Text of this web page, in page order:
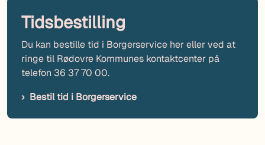
Tidsbestilling
Du kan bestille tid i Borgerservice her eller ved at
ringe til Rødovre Kommunes kontaktcenter på
telefon 36 37 70 00.
Bestil tid i Borgerservice